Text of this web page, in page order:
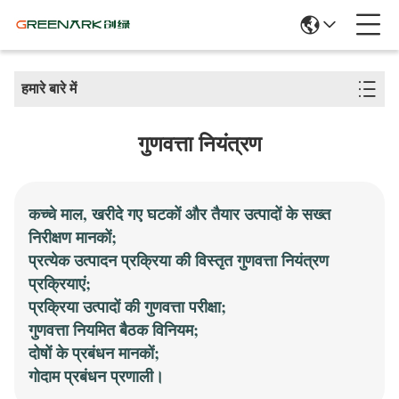
हमारे बारे में
गुणवत्ता नियंत्रण
कच्चे माल, खरीदे गए घटकों और तैयार उत्पादों के सख्त
निरीक्षण मानकों;
प्रत्येक उत्पादन प्रक्रिया की विस्तृत गुणवत्ता नियंत्रण
प्रक्रियाएं;
प्रक्रिया उत्पादों की गुणवत्ता परीक्षा;
गुणवत्ता नियमित बैठक विनियम;
दोषों के प्रबंधन मानकों;
गोदाम प्रबंधन प्रणाली।